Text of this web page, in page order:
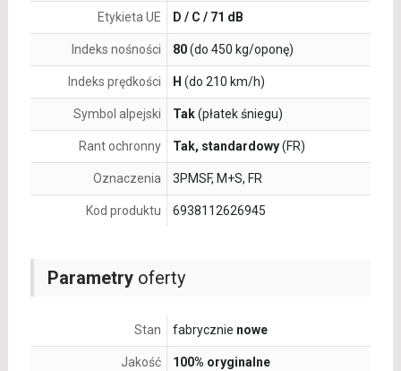
Parametryoferty
Stan fabrycznie nowe
Jakość 100% oryginalne
Etykieta UE D / C / 71 dB
Indeks nośności 80(do 450 kg/oponę)
Indeks prędkości H (do 210 km/h)
Symbol alpejski Tak(płatek śniegu)
Rant ochronny Tak, standardowy(FR)
Oznaczenia 3PMSF, M+S, FR
Kod produktu 6938112626945